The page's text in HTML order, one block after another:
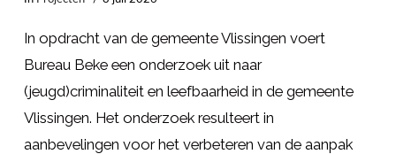
In opdracht van de gemeente Vlissingen voert
Bureau Beke een onderzoek uit naar
(jeugd)criminaliteit en leefbaarheid in de gemeente
Vlissingen. Het onderzoek resulteert in
aanbevelingen voor het verbeteren van de aanpak